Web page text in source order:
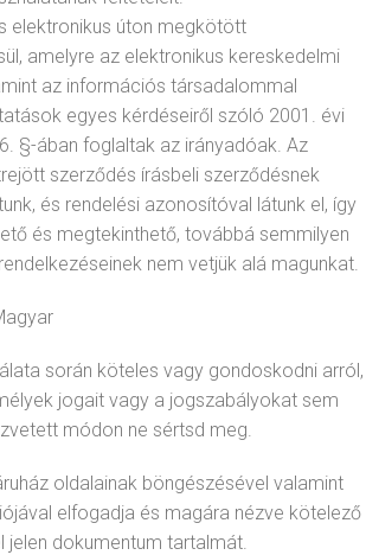
elektronikus úton megkötött
amelyre az elektronikus kereskedelmi
az információs társadalommal
egyes kérdéseiről szóló 2001. évi
§-ában foglaltak az irányadóak. Az
szerződés írásbeli szerződésnek
és rendelési azonosítóval látunk el, így
és megtekinthető, továbbá semmilyen
nem vetjük alá magunkat.
során köteles vagy gondoskodni arról,
jogait vagy a jogszabályokat sem
módon ne sértsd meg.
oldalainak böngészésével valamint
elfogadja és magára nézve kötelező
jelen dokumentum tartalmát.